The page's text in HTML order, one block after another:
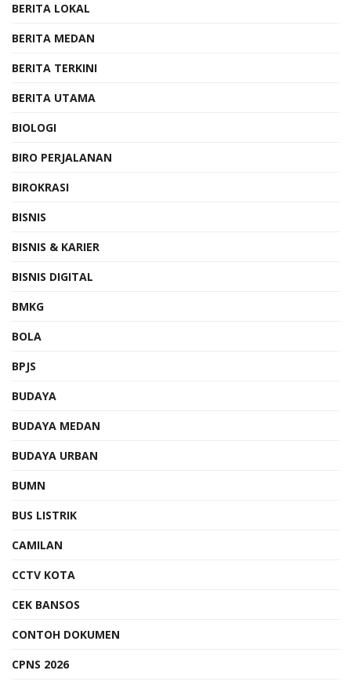
BERITA LOKAL
BERITA MEDAN
BERITA TERKINI
BERITA UTAMA
BIOLOGI
BIRO PERJALANAN
BIROKRASI
BISNIS
BISNIS & KARIER
BISNIS DIGITAL
BMKG
BOLA
BPJS
BUDAYA
BUDAYA MEDAN
BUDAYA URBAN
BUMN
BUS LISTRIK
CAMILAN
CCTV KOTA
CEK BANSOS
CONTOH DOKUMEN
CPNS 2026